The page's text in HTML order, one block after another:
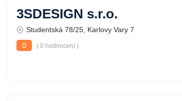
3SDESIGN s.r.o.
Studentská 78/25, Karlovy Vary 7
0
( 0 hodnocení )